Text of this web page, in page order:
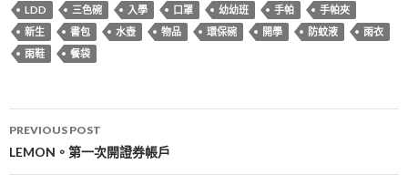
LDD 三色碗 入學 口罩 幼幼班 手帕
手帕夾
新生
書包 水壺 物品 環保碗 開學 防蚊液
雨衣
雨鞋
餐袋
Post
navigation
PREVIOUS POST
LEMON。第一次開證券帳戶